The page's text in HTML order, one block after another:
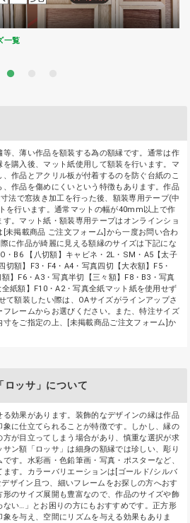
一覧
、薄い作品を額装する為の額縁です。通常は作
購入後、マット紙使用して額装を行います。マ
作品とアクリル板が付着するのを防ぐ台紙のこ
、作品を傷めにくいという特徴もあります。作品
法で窓抜き加工を行った後、額装専用テープ(中
を行います。通常マットの幅が40mm以上で作
。マット紙・額装専用テープはオンラインショ
[未掲載商品 ご注文フォーム]から一度お問い合わ
に作品が綺麗に見える額縁のサイズは下記にな
・B6 【八切額】キャビネ・2L・SM・A5【太子
額】F3・F4・A4・写真四切【大衣額】F5・
】F6・A3・写真半切【三々額】F8・B3・写真
紙額】F10・A2・写真全紙マット紙を使用せず
て額装したい際は、OAサイズがラインアップさ
レームからお選びください。また、特注サイズ
をご指定の上、[未掲載商品ご注文フォーム]か
ロッサ」について
効果があります。装飾的なデザインの縁は作品
に仕立てられることが特徴です。しかし、縁の
が目立ってしまう場合があり、慎重な選択が求
ン額「ロッサ」は細身の額縁では珍しい、彫り
す。水彩画・色鉛筆画・写真・ポスターなど、
す。カラーバリエーションは[ゴールド/シルバ
ザイン且つ、細いフレームをお探しの方へおす
のサイズ展開も豊富なので、作品のサイズや飾
い…」とお困りの方にもおすすめです。正方形
を与え、空間にリズムを与える効果もありま